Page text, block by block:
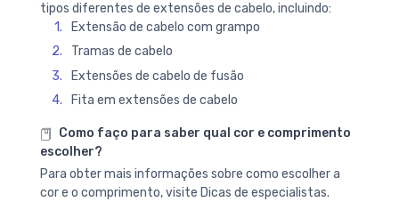
tipos diferentes de extensões de cabelo, incluindo:
Extensão de cabelo com grampo
Tramas de cabelo
Extensões de cabelo de fusão
Fita em extensões de cabelo
Como faço para saber qual cor e comprimento
escolher?
Para obter mais informações sobre como escolher a
cor e o comprimento, visite Dicas de especialistas.